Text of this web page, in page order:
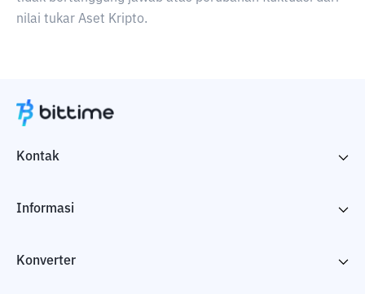
nilai tukar Aset Kripto.
Kontak
Informasi
Konverter